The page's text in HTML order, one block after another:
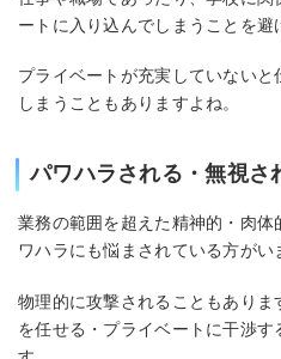
ートに入り込んでしまうことを避
プライベートが充実していない
しまうこともありますよね。
パワハラされる・無視さ
業務の範囲を超えた精神的・肉
ワハラにも悩まされている方がい
物理的に攻撃されることもあり
を任せる・プライベートに干渉す